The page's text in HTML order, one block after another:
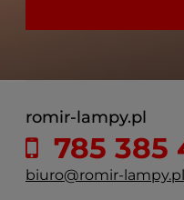
romir-lampy.pl
785 385
biuro@romir-lampy.pl